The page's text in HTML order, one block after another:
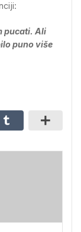
pucati. Ali
puno više